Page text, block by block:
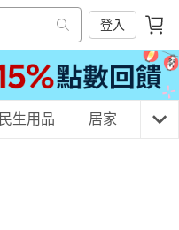
登入
民生用品 居家 3C